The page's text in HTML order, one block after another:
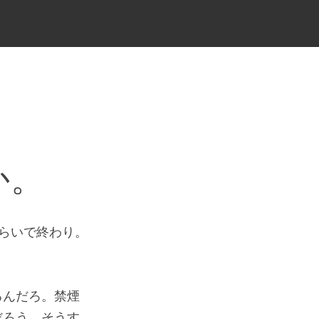
で終わり。
だろ。禁煙